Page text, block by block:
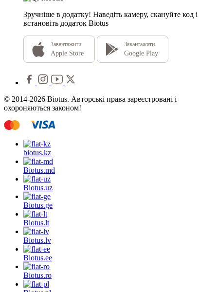
Зручніше в додатку! Наведіть камеру, скануйте код і
встановіть додаток Biotus
Завантажити
Apple Store
Завантажити
Google Play
© 2014-2026 Biotus. Авторські права зареєстровані і
охороняються законом!
biotus.kz
Biotus.md
Biotus.uz
Biotus.ge
Biotus.lt
Biotus.lv
Biotus.ee
Biotus.ro